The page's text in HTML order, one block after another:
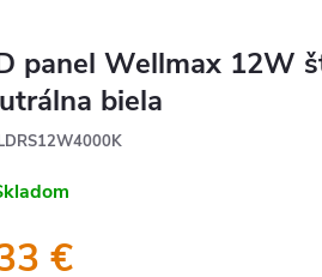
panel Wellmax 12W
biela
€